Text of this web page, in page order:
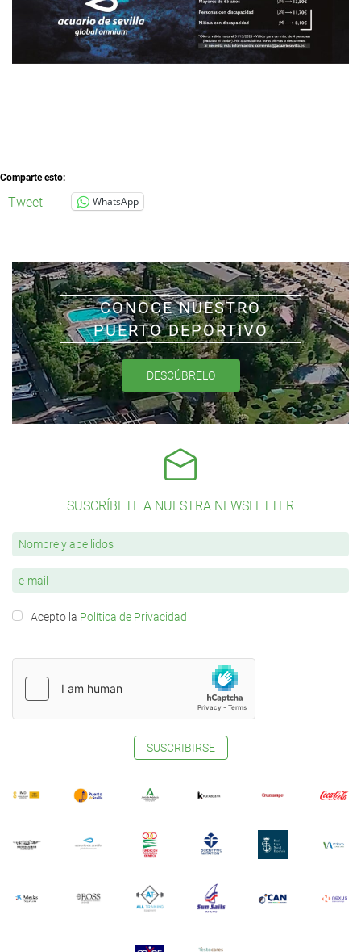
Comparte esto:
Tweet WhatsApp
CONOCE NUESTRO
PUERTO DEPORTIVO
DESCÚBRELO
SUSCRÍBETE A NUESTRA NEWSLETTER
Acepto la Política de Privacidad
SUSCRIBIRSE